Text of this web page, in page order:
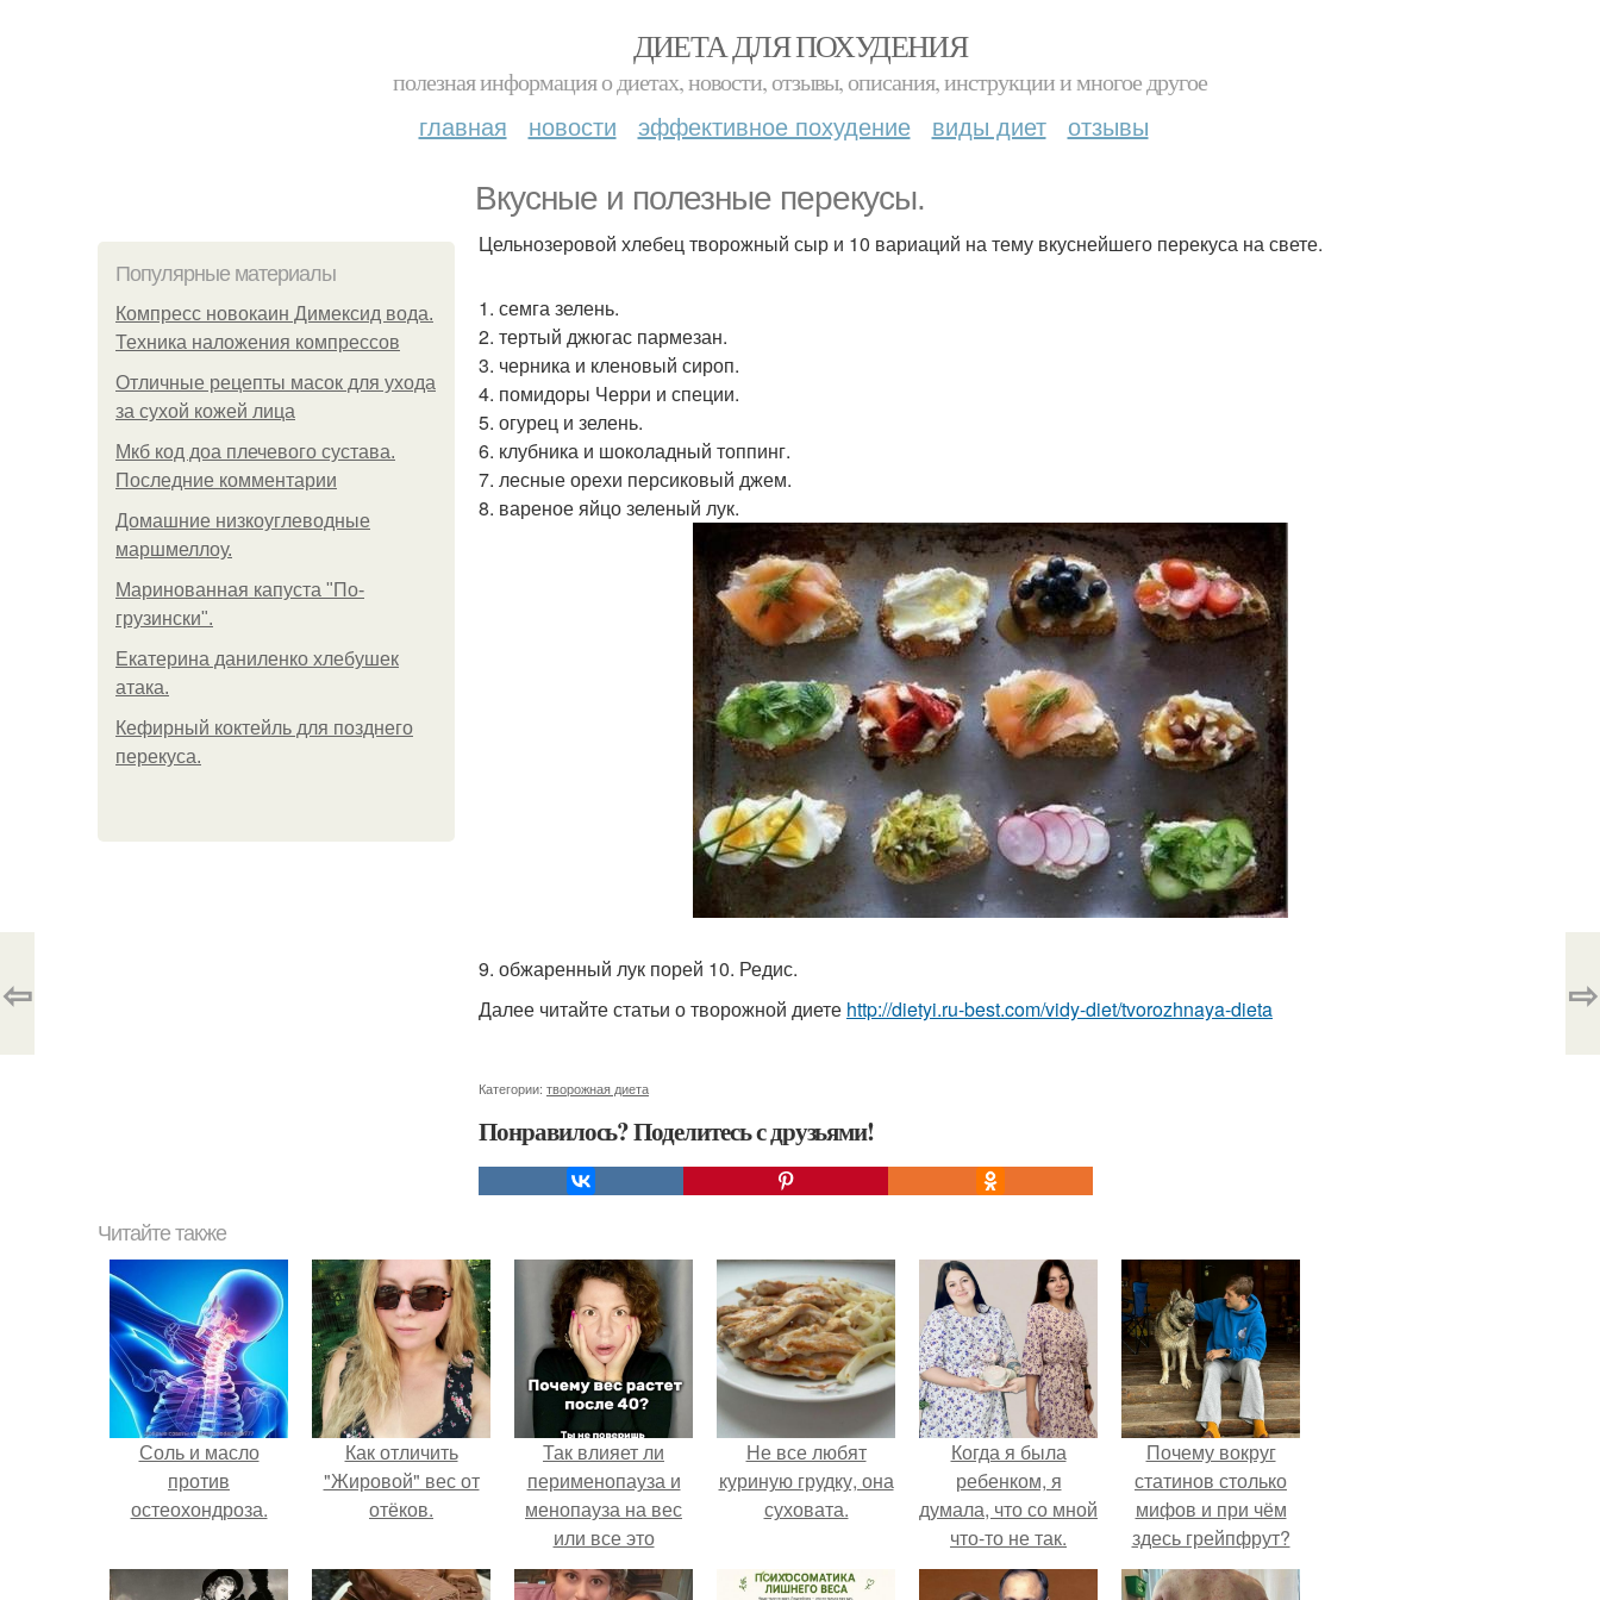
ДИЕТА ДЛЯ ПОХУДЕНИЯ
полезная информация о диетах, новости, отзывы, описания, инструкции и многое другое
главная новости эффективное похудение виды диет отзывы
Вкусные и полезные перекусы.
Популярные материалы
Компресс новокаин Димексид вода.
Техника наложения компрессов
Отличные рецепты масок для ухода
за сухой кожей лица
Мкб код доа плечевого сустава.
Последние комментарии
Домашние низкоуглеводные
маршмеллоу.
Маринованная капуста "По-
грузински".
Екатерина даниленко хлебушек
атака.
Кефирный коктейль для позднего
перекуса.
Цельнозеровой хлебец творожный сыр и 10 вариаций на тему вкуснейшего перекуса на свете.
1. семга зелень.
2. тертый джюгас пармезан.
3. черника и кленовый сироп.
4. помидоры Черри и специи.
5. огурец и зелень.
6. клубника и шоколадный топпинг.
7. лесные орехи персиковый джем.
8. вареное яйцо зеленый лук.
9. обжаренный лук порей 10. Редис.
Далее читайте статьи о творожной диете http://dietyi.ru-best.com/vidy-diet/tvorozhnaya-dieta
Категории: творожная диета
Понравилось? Поделитесь с друзьями!
⇦ ⇨
Читайте также
Соль и масло
против
остеохондроза.
Как отличить
"Жировой" вес от
отёков.
Так влияет ли
перименопауза и
менопауза на вес
или все это
ерунда?
Не все любят
куриную грудку, она
суховата.
Когда я была
ребенком, я
думала, что со мной
что-то не так.
Почему вокруг
статинов столько
мифов и при чём
здесь грейпфрут?